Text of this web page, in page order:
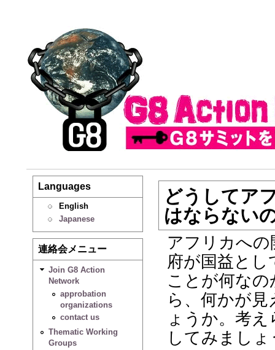
Languages
English
Japanese
連絡会メニュー
Join G8 Action
Network
approbation
organizations
contact us
Thematic Working
Groups
どうしてア
はならない
アフリカへの
府が国益と
ことが何な
ら、何かが
ょうか。考
してみましょ